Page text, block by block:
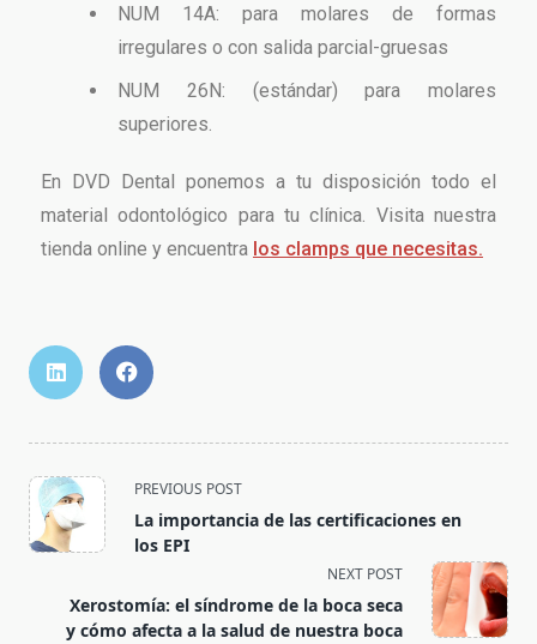
NUM 14A: para molares de formas
irregulares o con salida parcial-gruesas
NUM 26N: (estándar) para molares
superiores.
En DVD Dental ponemos a tu disposición todo el
material odontológico para tu clínica. Visita nuestra
tienda online y encuentra los clamps que necesitas.
PREVIOUS POST
La importancia de las certificaciones en
los EPI
NEXT POST
Xerostomía: el síndrome de la boca seca
y cómo afecta a la salud de nuestra boca